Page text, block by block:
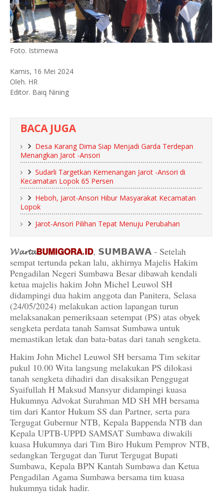
Foto. Istimewa
Kamis, 16 Mei 2024
Oleh. HR
Editor. Baiq Nining
BACA JUGA
Desa Karang Dima Siap Menjadi Garda Terdepan
Menangkan Jarot -Ansori
Sudarli Targetkan Kemenangan Jarot -Ansori di
Kecamatan Lopok 65 Persen
Heboh, Jarot-Ansori Hibur Masyarakat Kecamatan
Lopok
Jarot-Ansori Pilihan Tepat Menuju Perubahan
𝓦𝓪𝓻𝓽𝓪𝗕𝗨𝗠𝗜𝗚𝗢𝗥𝗔.𝗜𝗗, 𝗦𝗨𝗠𝗕𝗔𝗪𝗔 - Setelah
sempat tertunda pekan lalu, akhirnya Majelis Hakim
Pengadilan Negeri Sumbawa Besar dibawah kendali
ketua majelis hakim John Michel Leuwol SH
didampingi dua hakim anggota dan Panitera, Selasa
(24/05/2024) melakukan action lapangan turun
melaksanakan pemeriksaan setempat (PS) atas obyek
sengketa perdata tanah Samsat Sumbawa untuk
memastikan letak dan bata-batas dari tanah sengketa.
Hakim John Michel Leuwol SH bersama Tim sekitar
pukul 10.00 Wita langsung melakukan PS dilokasi
tanah sengketa dihadiri dan disaksikan Penggugat
Syaifullah H Maksud Mansyur didampingi kuasa
Hukumnya Advokat Surahman MD SH MH bersama
tim dari Kantor Hukum SS dan Partner, serta para
Tergugat Gubernur NTB, Kepala Bappenda NTB dan
Kepala UPTB-UPPD SAMSAT Sumbawa diwakili
kuasa Hukumnya dari Tim Biro Hukum Pemprov NTB,
sedangkan Tergugat dan Turut Tergugat Bupati
Sumbawa, Kepala BPN Kantah Sumbawa dan Ketua
Pengadilan Agama Sumbawa bersama tim kuasa
hukumnya tidak hadir.